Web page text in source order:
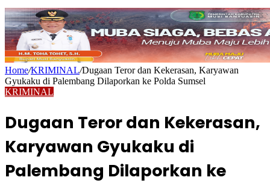
Home/KRIMINAL/Dugaan Teror dan Kekerasan, Karyawan
Gyukaku di Palembang Dilaporkan ke Polda Sumsel
KRIMINAL
Dugaan Teror dan Kekerasan,
Karyawan Gyukaku di
Palembang Dilaporkan ke